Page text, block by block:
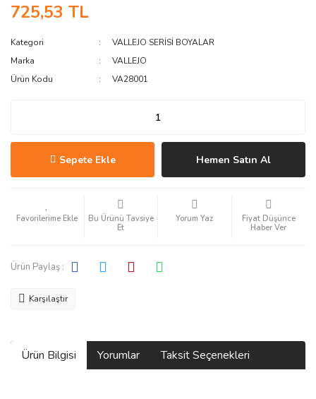
725,53 TL
Kategori
VALLEJO SERİSİ BOYALAR
Marka
VALLEJO
Ürün Kodu
VA28001
Sepete Ekle Hemen Satın Al
Bu Ürünü Tavsiye
Et
Yorum Yaz
Fiyat Düşünce
Haber Ver
Ürün Paylaş :
Karşılaştır
Ürün Bilgisi Yorumlar Taksit Seçenekleri